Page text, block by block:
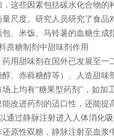
，这些因素包括碳水化合物
量尺度。研究人员研究了食
包、米饭、马铃薯的血糖生成
蔗糖制剂中甜味剂作用
药用甜味剂在国外已发展至
醇、赤藓糖醇等）、人造甜
场上均有“糖果型药剂"，如加
改进药剂的适口性，还能提
通过静脉注射进入人体消化吸
还原性双糖，静脉注射至血